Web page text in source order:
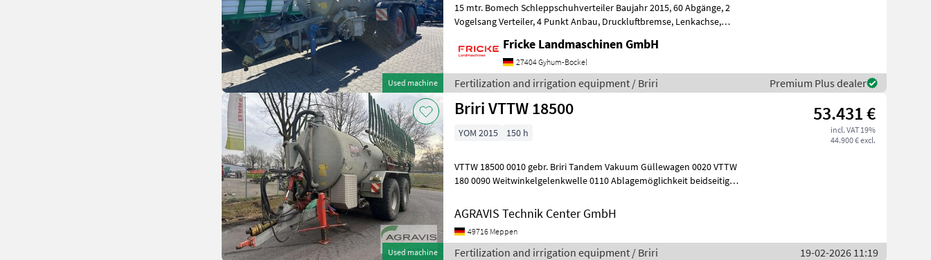
Used machine
15 mtr. Bomech Schleppschuhverteiler Baujahr 2015, 60 Abgänge, 2
Vogelsang Verteiler, 4 Punkt Anbau, Druckluftbremse, Lenkachse,
Fricke Landmaschinen GmbH
27404 Gyhum-Bockel
Fertilization and irrigation equipment / Briri Premium Plus dealer
Used machine
Briri VTTW 18500 53.431 €
incl. VAT 19%
44.900 € excl.
YOM 2015 150 h
VTTW 18500 0010 gebr. Briri Tandem Vakuum Güllewagen 0020 VTTW
180 0090 Weitwinkelgelenkwelle 0110 Ablagemöglichkeit beidseitig
AGRAVIS Technik Center GmbH
49716 Meppen
Fertilization and irrigation equipment / Briri 19-02-2026 11:19